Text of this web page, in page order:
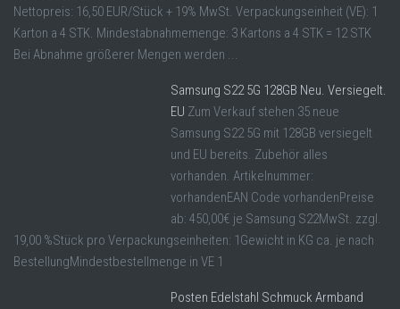
Nettopreis: 16,50 EUR/Stück + 19% MwSt. Verpackungseinheit (VE): 1
Karton a 4 STK. Mindestabnahmemenge: 3 Kartons a 4 STK = 12 STK
Bei Abnahme größerer Mengen werden ...
Samsung S22 5G 128GB Neu. Versiegelt.
EU Zum Verkauf stehen 35 neue
Samsung S22 5G mit 128GB versiegelt
und EU bereits. Zubehör alles
vorhanden. Artikelnummer:
vorhandenEAN Code vorhandenPreise
ab: 450,00€ je Samsung S22MwSt. zzgl.
19,00 %Stück pro Verpackungseinheiten: 1Gewicht in KG ca. je nach
BestellungMindestbestellmenge in VE 1
Posten Edelstahl Schmuck Armband